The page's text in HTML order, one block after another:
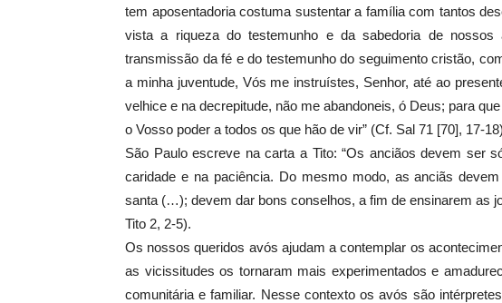
tem aposentadoria costuma sustentar a família com tantos
vista a riqueza do testemunho e da sabedoria de
transmissão da fé e do testemunho do seguimento cristão,
a minha juventude, Vós me instruístes, Senhor, até ao
velhice e na decrepitude, não me abandoneis, ó Deus; para
o Vosso poder a todos os que hão de vir” (Cf. Sal 71 [70], 17-
São Paulo escreve na carta a Tito: “Os anciãos devem ser
caridade e na paciência. Do mesmo modo, as anciãs
santa (…); devem dar bons conselhos, a fim de ensinarem as
Tito 2, 2-5).
Os nossos queridos avós ajudam a contemplar os
as vicissitudes os tornaram mais experimentados e
comunitária e familiar. Nesse contexto os avós são